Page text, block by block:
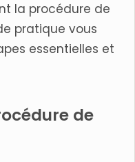
la procédure de
pratique vous
essentielles et
de